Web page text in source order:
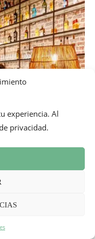
experiencia. Al
privacidad.